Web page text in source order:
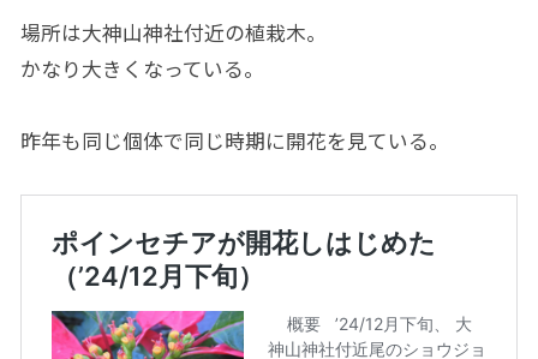
場所は大神山神社付近の植栽木。
かなり大きくなっている。
昨年も同じ個体で同じ時期に開花を見ている。